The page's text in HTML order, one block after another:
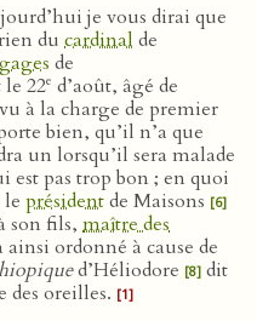
je vous dirai que
du cardinal de
gages de
22e d’août, âgé de
à la charge de premier
bien, qu’il n’a que
un lorsqu’il sera malade
est pas trop bon ; en quoi
présidentde Maisons [6]
son fils, maître des
ordonné à cause de
d’Héliodore [8] dit
des oreilles. [1]